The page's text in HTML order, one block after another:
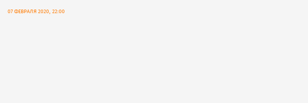
07 ФЕВРАЛЯ 2020, 22:00